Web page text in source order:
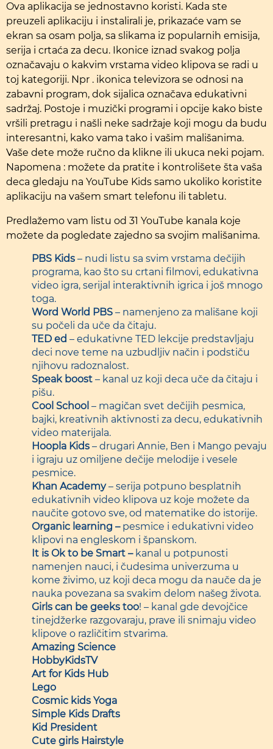
Ova aplikacija se jednostavno koristi. Kada ste
preuzeli aplikaciju i instalirali je, prikazaće vam se
ekran sa osam polja, sa slikama iz popularnih emisija,
serija i crtaća za decu. Ikonice iznad svakog polja
označavaju o kakvim vrstama video klipova se radi u
toj kategoriji. Npr . ikonica televizora se odnosi na
zabavni program, dok sijalica označava edukativni
sadržaj. Postoje i muzički programi i opcije kako biste
vršili pretragu i našli neke sadržaje koji mogu da budu
interesantni, kako vama tako i vašim mališanima.
Vaše dete može ručno da klikne ili ukuca neki pojam.
Napomena : možete da pratite i kontrolišete šta vaša
deca gledaju na YouTube Kids samo ukoliko koristite
aplikaciju na vašem smart telefonu ili tabletu.
Predlažemo vam listu od 31 YouTube kanala koje
možete da pogledate zajedno sa svojim mališanima.
PBS Kids – nudi listu sa svim vrstama dečijih
programa, kao što su crtani filmovi, edukativna
video igra, serijal interaktivnih igrica i još mnogo
toga.
Word World PBS – namenjeno za mališane koji
su počeli da uče da čitaju.
TED ed – edukativne TED lekcije predstavljaju
deci nove teme na uzbudljiv način i podstiču
njihovu radoznalost.
Speak boost – kanal uz koji deca uče da čitaju i
pišu.
Cool School – magičan svet dečijih pesmica,
bajki, kreativnih aktivnosti za decu, edukativnih
video materijala.
Hoopla Kids – drugari Annie, Ben i Mango pevaju
i igraju uz omiljene dečije melodije i vesele
pesmice.
Khan Academy– serija potpuno besplatnih
edukativnih video klipova uz koje možete da
naučite gotovo sve, od matematike do istorije.
Organic learning – pesmice i edukativni video
klipovi na engleskom i španskom.
It is Ok to be Smart – kanal u potpunosti
namenjen nauci, i čudesima univerzuma u
kome živimo, uz koji deca mogu da nauče da je
nauka povezana sa svakim delom našeg života.
Girls can be geeks too! – kanal gde devojčice
tinejdžerke razgovaraju, prave ili snimaju video
klipove o različitim stvarima.
Amazing Science
HobbyKidsTV
Art for Kids Hub
Lego
Cosmic kids Yoga
Simple Kids Drafts
Kid President
Cute girls Hairstyle